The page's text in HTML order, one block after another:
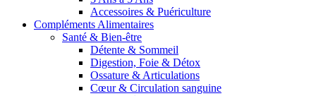
Accessoires & Puériculture
Compléments Alimentaires
Santé & Bien-être
Détente & Sommeil
Digestion, Foie & Détox
Ossature & Articulations
Cœur & Circulation sanguine